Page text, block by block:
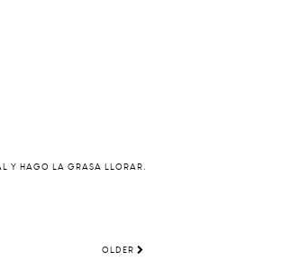
Y HAGO LA GRASA LLORAR.
OLDER